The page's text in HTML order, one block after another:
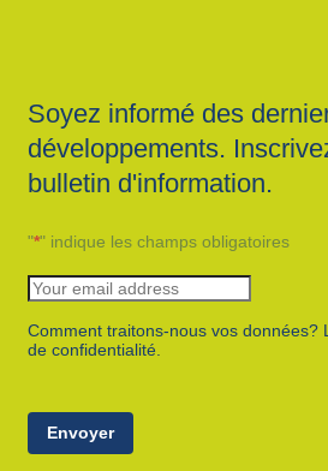
Soyez informé des
développements.
bulletin d'information.
"*" indique les champs obligatoires
Comment traitons-nous vos données?
de confidentialité.
Envoyer